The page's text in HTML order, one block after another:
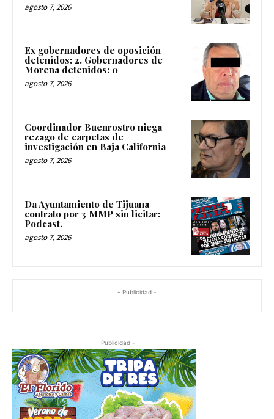
agosto 7, 2026
Ex gobernadores de oposición
detenidos: 2. Gobernadores de
Morena detenidos: 0
agosto 7, 2026
Coordinador Buenrostro niega
rezago de carpetas de
investigación en Baja California
agosto 7, 2026
Da Ayuntamiento de Tijuana
contrato por 3 MMP sin licitar:
Podcast.
agosto 7, 2026
- Publicidad -
-Publicidad -